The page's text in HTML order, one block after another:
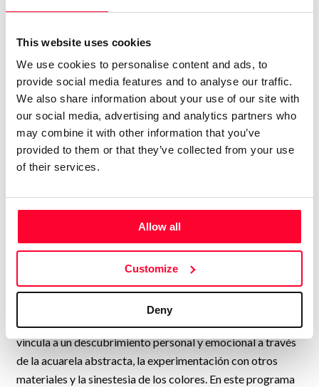
This website uses cookies
We use cookies to personalise content and ads, to
provide social media features and to analyse our traffic.
We also share information about your use of our site with
our social media, advertising and analytics partners who
may combine it with other information that you’ve
provided to them or that they’ve collected from your use
of their services.
Allow all
Customize
Deny
Las conexiones, nutrirse de ellas, es lo que da lugar al arte.
Después de apasionarme por el dibujo y la pintura, vino el
videoarte, la vídeo-danza, el cine. Las historias y la poesía.
Creo que la principal labor del artista es hablarle al mundo
y presentar la belleza en sus múltiples representaciones. En
2013, llegué a Madrid donde he podido crear una
propuesta artística y formativa que se une con mi pasión: la
A través de mi pasión por investigar en lo pictórico inicié un
proyectos personales ayudando a crecer a mis alumnos a
Además, inicié un proyecto formativo llamado "De lo
espiritual en el arte" donde el aprendizaje pictórico se
vincula a un descubrimiento personal y emocional a través
de la acuarela abstracta, la experimentación con otros
materiales y la sinestesia de los colores. En este programa